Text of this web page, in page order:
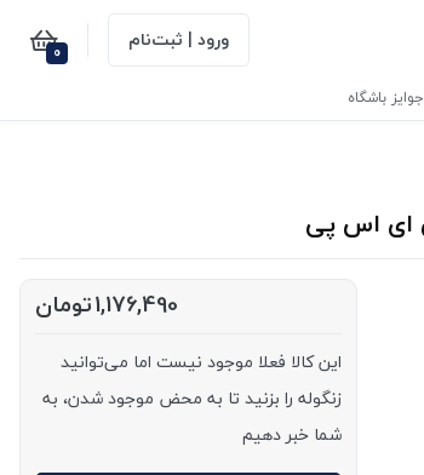
ورود | ثبت‌نام 0
جوایز باشگاه
1,176,490تومان
این کالا فعلا موجود نیست اما می‌توانید
زنگوله را بزنید تا به محض موجود شدن، به
شما خبر دهیم